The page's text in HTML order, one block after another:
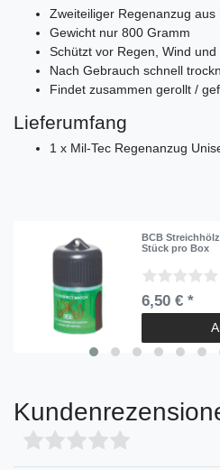
Zweiteiliger Regenanzug aus
Gewicht nur 800 Gramm
Schützt vor Regen, Wind und
Nach Gebrauch schnell
Findet zusammen gerollt /
Lieferumfang
1 x Mil-Tec Regenanzug
BCB
Stück pro Box
6,50 € *